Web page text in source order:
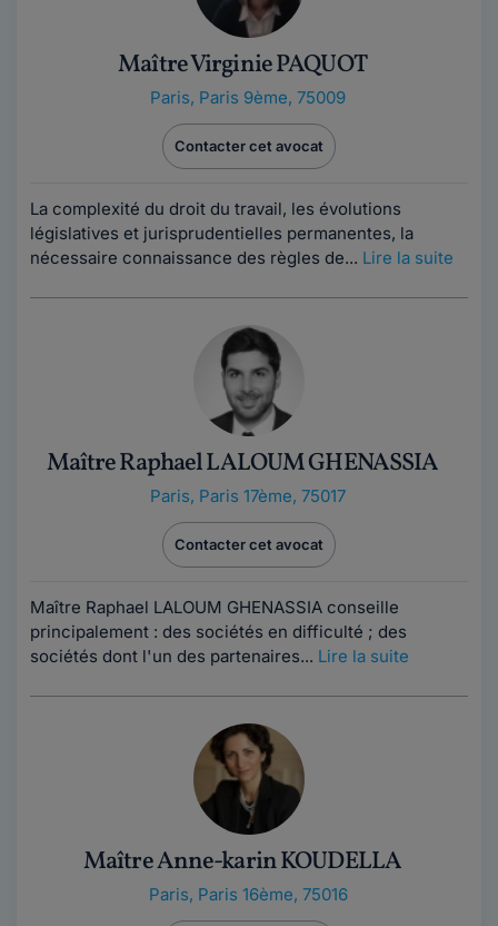
Maître Virginie PAQUOT
Paris, Paris 9ème, 75009
Contacter cet avocat
La complexité du droit du travail, les évolutions
législatives et jurisprudentielles permanentes, la
nécessaire connaissance des règles de... Lire la suite
Maître Raphael LALOUM GHENASSIA
Paris, Paris 17ème, 75017
Contacter cet avocat
Maître Raphael LALOUM GHENASSIA conseille
principalement : des sociétés en difficulté ; des
sociétés dont l'un des partenaires... Lire la suite
Maître Anne-karin KOUDELLA
Paris, Paris 16ème, 75016